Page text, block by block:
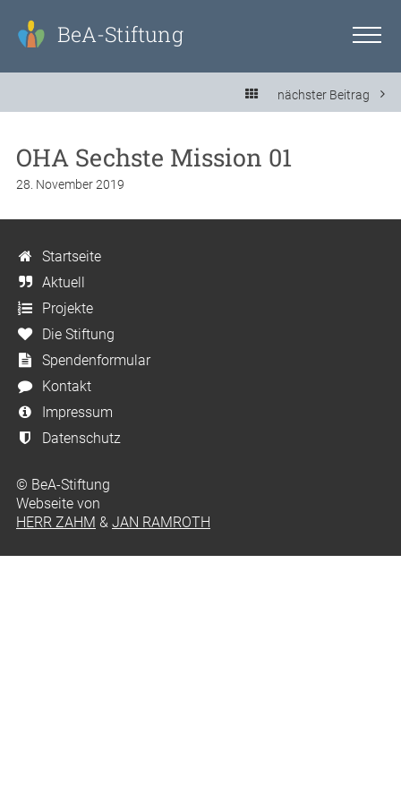
BeA-Stiftung
nächster Beitrag
OHA Sechste Mission 01
28. November 2019
Startseite
Aktuell
Projekte
Die Stiftung
Spendenformular
Kontakt
Impressum
Datenschutz
© BeA-Stiftung
Webseite von
HERR ZAHM & JAN RAMROTH